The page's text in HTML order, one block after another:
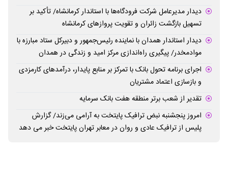
دیدار مدیرعامل شرکت فرودگاه‌ها با استاندار کرمانشاه/ تأکید بر
تسهیل بازگشت زائران و تقویت پروازهای کرمانشاه
دیدار استاندار همدان با نماینده رئیس‌جمهور و دبیرکل ستاد مبارزه با
موادمخدر/ پیگیری راه‌اندازی مرکز امید و زندگی در همدان
اجرای برنامه تحول بانک با تمرکز بر منابع پایدار، درآمدهای کارمزدی
و بازسازی اعتماد مشتریان
تقدیر از شعب برتر منطقه هفت بانک سرمایه
امروز پنجشنبه نبض ترافیک پایتخت به آرامی می‌زند/ گزارش
پلیس از ترافیک عادی و روان در معابر تهران پایتخت خبر می دهد